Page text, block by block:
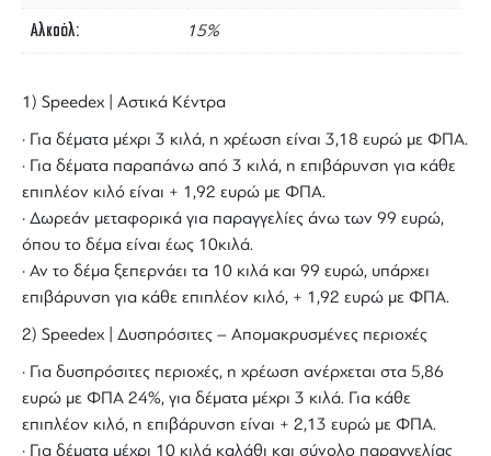
Αλκοόλ 15%
1) Speedex | Αστικά Κέντρα
· Για δέματα μέχρι 3 κιλά, η χρέωση είναι 3,18 ευρώ με ΦΠΑ.
· Για δέματα παραπάνω από 3 κιλά, η επιβάρυνση για κάθε
επιπλέον κιλό είναι + 1,92 ευρώ με ΦΠΑ.
· Δωρεάν μεταφορικά για παραγγελίες άνω των 99 ευρώ,
όπου το δέμα είναι έως 10κιλά.
· Αν το δέμα ξεπερνάει τα 10 κιλά και 99 ευρώ, υπάρχει
επιβάρυνση για κάθε επιπλέον κιλό, + 1,92 ευρώ με ΦΠΑ.
2) Speedex | Δυσπρόσιτες – Απομακρυσμένες περιοχές
· Για δυσπρόσιτες περιοχές, η χρέωση ανέρχεται στα 5,86
ευρώ με ΦΠΑ 24%, για δέματα μέχρι 3 κιλά. Για κάθε
επιπλέον κιλό, η επιβάρυνση είναι + 2,13 ευρώ με ΦΠΑ.
· Για δέματα μέχρι 10 κιλά καλάθι και σύνολο παραγγελίας